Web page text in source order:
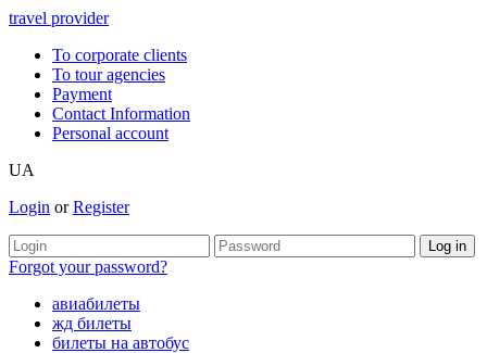
travel provider
To corporate clients
To tour agencies
Payment
Contact Information
Personal account
UA
Login orRegister
Forgot your password?
авиабилеты
жд билеты
билеты на автобус